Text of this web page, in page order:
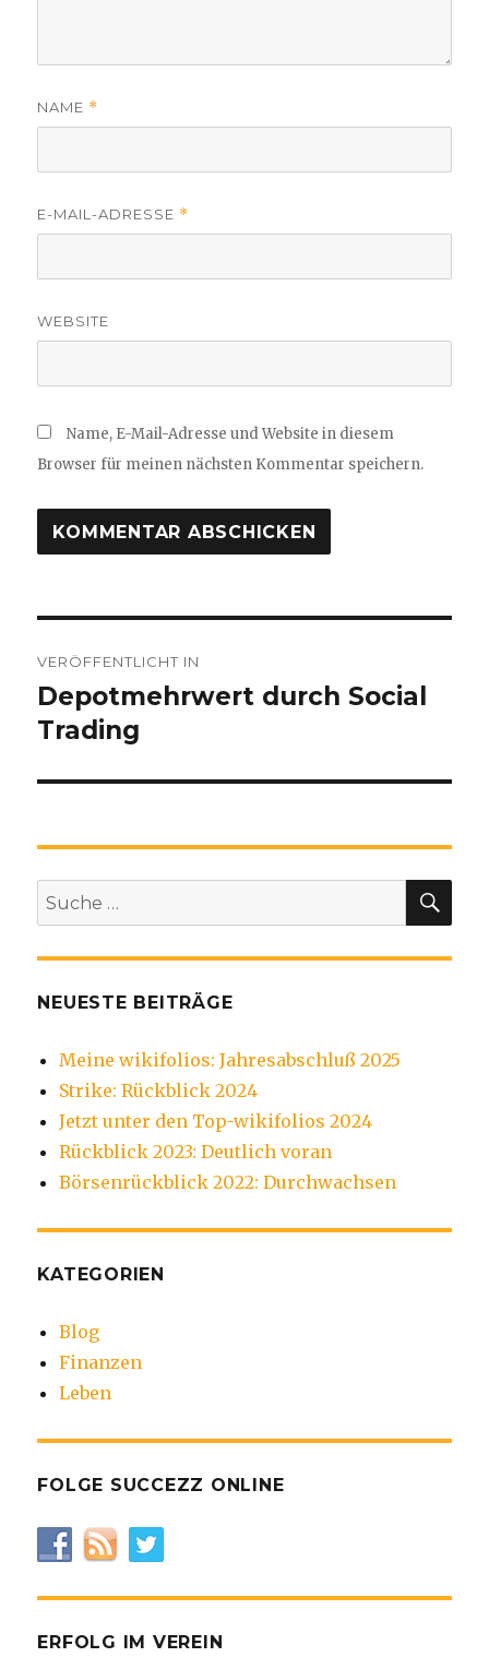
NAME *
E-MAIL-ADRESSE *
WEBSITE
Name, E-Mail-Adresse und Website in diesem
Browser für meinen nächsten Kommentar speichern.
VERÖFFENTLICHT IN
Depotmehrwert durch Social
Trading
Suche
nach:
NEUESTE BEITRÄGE
Meine wikifolios: Jahresabschluß 2025
Strike: Rückblick 2024
Jetzt unter den Top-wikifolios 2024
Rückblick 2023: Deutlich voran
Börsenrückblick 2022: Durchwachsen
KATEGORIEN
Blog
Finanzen
Leben
FOLGE SUCCEZZ ONLINE
ERFOLG IM VEREIN